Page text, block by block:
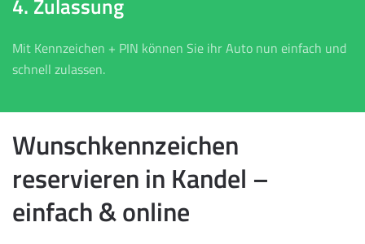
4. Zulassung
Mit Kennzeichen + PIN können Sie ihr Auto nun einfach und
schnell zulassen.
Wunschkennzeichen
reservieren in Kandel –
einfach & online